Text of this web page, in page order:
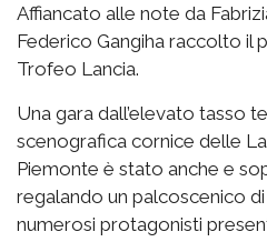
Affiancato alle note da
Federico Gangiha raccolto il
Trofeo Lancia.
Una gara dall’elevato tasso
scenografica cornice delle
Piemonte è stato anche e
regalando un palcoscenico
numerosi protagonisti